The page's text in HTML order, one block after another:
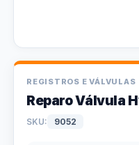
REGISTROS E VÁLVULAS
Reparo Válvula
SKU: 9052